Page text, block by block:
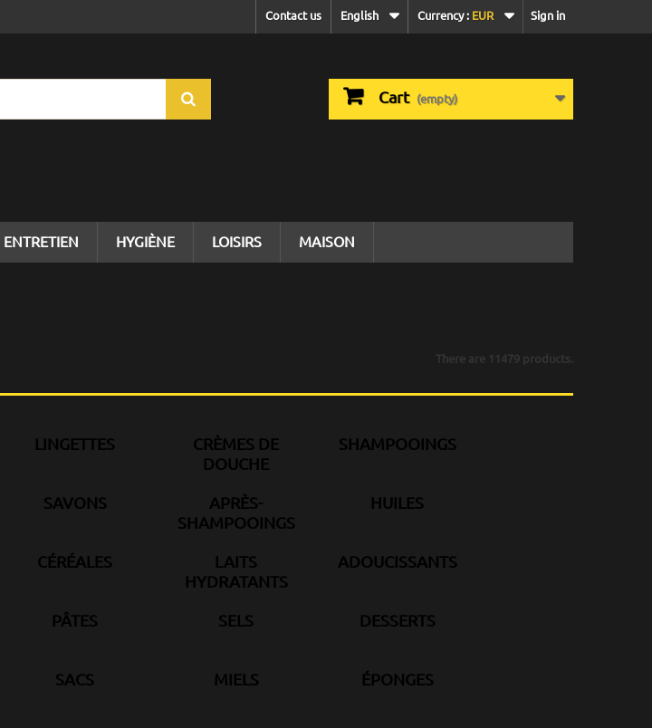
Sign in
Currency : EUR
English
Contact us
Cart (empty)
ENTRETIEN HYGIÈNE LOISIRS MAISON
There are 11479 products.
LINGETTES
CRÈMES DE
DOUCHE
SHAMPOOINGS
SAVONS
APRÈS-
SHAMPOOINGS
HUILES
CÉRÉALES
LAITS
HYDRATANTS
ADOUCISSANTS
PÂTES SELS DESSERTS
SACS MIELS ÉPONGES